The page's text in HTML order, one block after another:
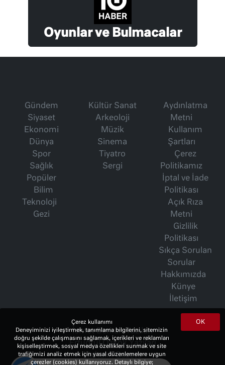
Oyunlar ve Bulmacalar
Gündem
Siyaset
Ekonomi
Dünya
Spor
Sağlık
Popüler
Bilim
Teknoloji
Gezi
Kültür Sanat
Arkeoloji
Müzik
Sinema
Tiyatro
Sergi
Aydınlatma
Metni
Kullanım
Şartları
Çerez
Politikamız
İptal ve İade
Politikası
Açık Rıza
Metni
Gizlilik
Politikası
Sıkça Sorulan
Sorular
Hakkımızda
Künye
İletişim
İsmet Berkan Yazıları
Ertuğrul Özkök Yazıları
Haftalık Gazete
OK
Çerez kullanımı
Deneyiminizi iyileştirmek, tanımlama bilgilerini, sitemizin
doğru şekilde çalışmasını sağlamak, içerikleri ve reklamları
kişiselleştirmek, sosyal medya özellikleri sunmak ve site
trafiğimizi analiz etmek için yasal düzenlemelere uygun
çerezler (cookies) kullanıyoruz. Detaylı bilgiye;